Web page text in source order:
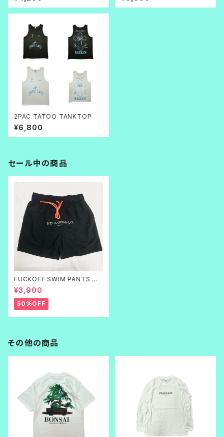
2PAC TATOO TANKTOP
¥6,800
セール中の商品
FUCKOFF SWIM PANTS 黒
刺繍
¥3,900
50%OFF
その他の商品